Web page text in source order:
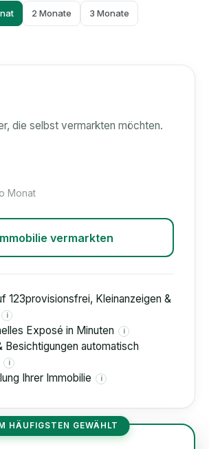
2 Monate 3 Monate
die selbst vermarkten möchten.
Monat
vermarkten
123provisionsfrei, Kleinanzeigen &
i
Exposé in Minuten i
Besichtigungen automatisch
i
Ihrer Immobilie i
HÄUFIGSTEN GEWÄHLT